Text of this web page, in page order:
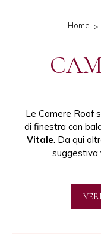
Home
Le Camere Roof
di finestra con
Vitale. Da qui
suggestiva